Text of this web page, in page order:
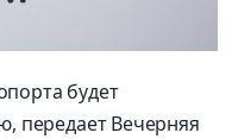
будет
передает Вечерняя